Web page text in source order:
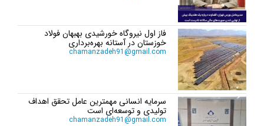
فاز اول نیروگاه خورشیدی بهبهان فولاد
خوزستان در آستانه بهره‌برداری
chamanzadeh91@gmail.com
سرمایه انسانی مهمترین عامل تحقق اهداف
تولیدی و توسعه‌ای است
chamanzadeh91@gmail.com